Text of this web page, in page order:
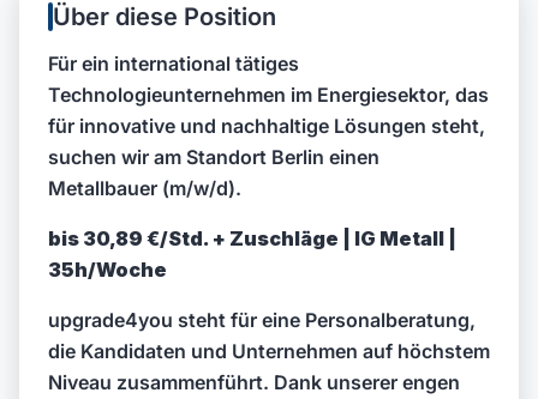
Über diese Position
Für ein international tätiges
Technologieunternehmen im Energiesektor, das
für innovative und nachhaltige Lösungen steht,
suchen wir am Standort Berlin einen
Metallbauer (m/w/d).
bis 30,89 €/Std. + Zuschläge | IG Metall |
35h/Woche
upgrade4you steht für eine Personalberatung,
die Kandidaten und Unternehmen auf höchstem
Niveau zusammenführt. Dank unserer engen